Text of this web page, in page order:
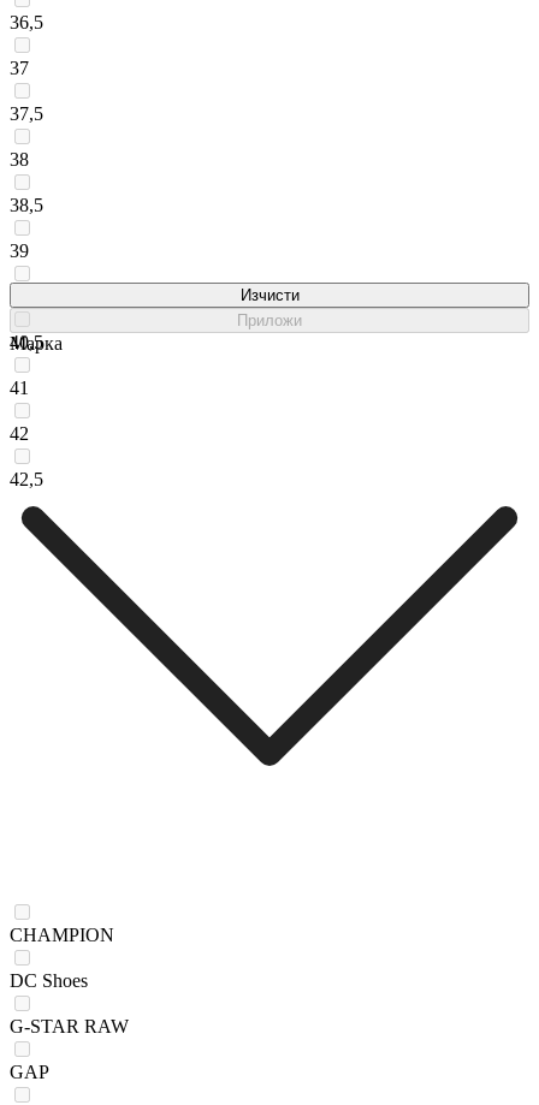
36,5
37
37,5
38
38,5
39
40,5
41
42
42,5
Изчисти
Приложи
Марка
CHAMPION
DC Shoes
G-STAR RAW
GAP